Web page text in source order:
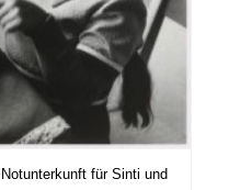
für Sinti und